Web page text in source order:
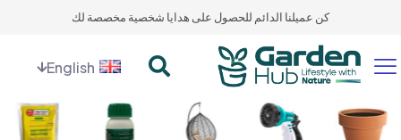
كن عميلنا الدائم للحصول على هدايا شخصية مخصصة لك
English